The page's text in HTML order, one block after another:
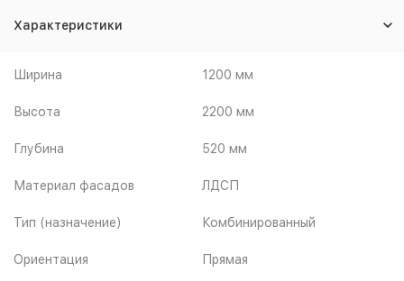
Характеристики
Ширина 1200 мм
Высота 2200 мм
Глубина 520 мм
Материал фасадов ЛДСП
Тип (назначение) Комбинированный
Ориентация Прямая